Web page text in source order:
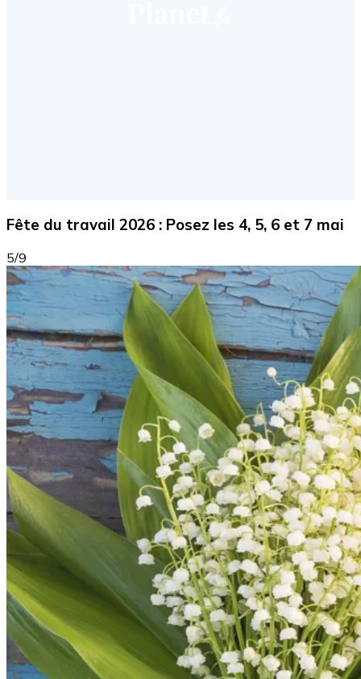
Fête du travail 2026 : Posez les 4, 5, 6 et 7 mai
5/9